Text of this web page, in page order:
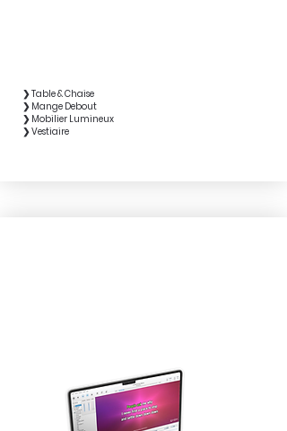
❯ Table & Chaise
❯ Mange Debout
❯ Mobilier Lumineux
❯ Vestiaire